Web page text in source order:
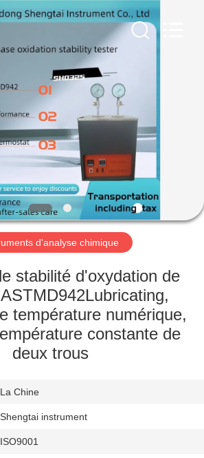
d'analyse chimique
stabilité d'oxydation de
température numérique,
constante de
deux trous
La Chine
Shengtai instrument
ISO9001